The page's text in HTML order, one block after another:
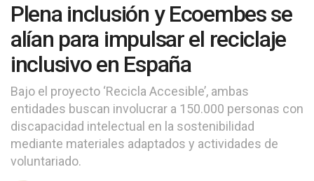
Plena inclusión y Ecoembes se
alían para impulsar el reciclaje
inclusivo en España
Bajo el proyecto ‘Recicla Accesible’, ambas
entidades buscan involucrar a 150.000 personas con
discapacidad intelectual en la sostenibilidad
mediante materiales adaptados y actividades de
voluntariado.